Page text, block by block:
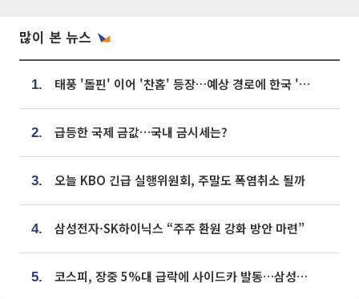
많이 본 뉴스
1. 태풍 '돌핀' 이어 '찬홈' 등장…예상 경로에 한국 '한숨'
2. 급등한 국제 금값…국내 금시세는?
3. 오늘 KBO 긴급 실행위원회, 주말도 폭염취소 될까
4. 삼성전자·SK하이닉스 “주주 환원 강화 방안 마련”
5. 코스피, 장중 5%대 급락에 사이드카 발동…삼성·SK 동반 폭락